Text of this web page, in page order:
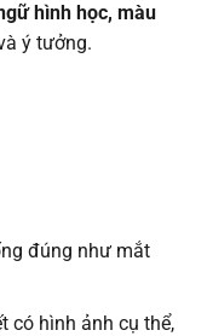
hình học, màu
ý tưởng.
đúng như mắt
có hình ảnh cụ thể,